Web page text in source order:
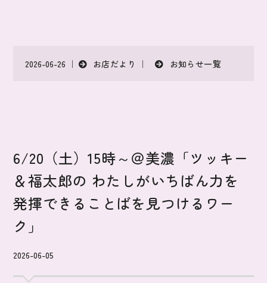
2026-06-26 ｜ お店だより ｜ お知らせ一覧
6/20（土）15時～＠美濃「ツッキー
＆福太郎の わたしがいちばん力を
発揮できることばを見つけるワー
ク」
2026-06-05